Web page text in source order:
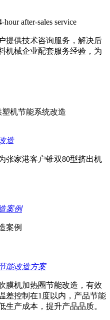
hour after-sales service
提供技术咨询服务，解决后
机械企业配套服务经验，为
机节能系统改造
造
张家港客户锥双80型挤出机
案例
案例
能改造方案
膜机加热圈节能改造，有效
差控制在1度以内，产品节能
生产成本，提升产品品质。